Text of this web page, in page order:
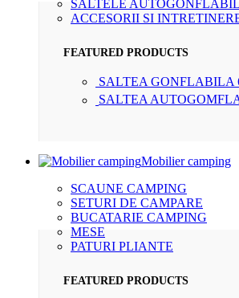
SALTELE
ACCESORII SI
FEATURED PRODUCTS
SALTEA GONFLABILA
SALTEA
Mobilier camping
SCAUNE CAMPING
SETURI DE CAMPARE
BUCATARIE CAMPING
MESE
PATURI PLIANTE
FEATURED PRODUCTS